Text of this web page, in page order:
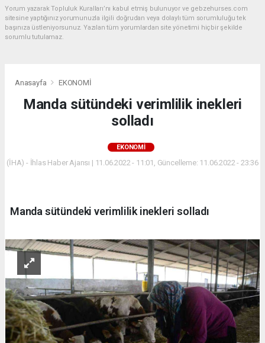
Yorum yazarak Topluluk Kuralları’nı kabul etmiş bulunuyor ve gebzehurses.com
sitesine yaptığınız yorumunuzla ilgili doğrudan veya dolaylı tüm sorumluluğu tek
başınıza üstleniyorsunuz. Yazılan tüm yorumlardan site yönetimi hiçbir şekilde
sorumlu tutulamaz.
Anasayfa EKONOMİ
Manda sütündeki verimlilik inekleri
solladı
EKONOMİ
(İHA) - İhlas Haber Ajansı | 11.06.2022 - 11:01, Güncelleme: 11.06.2022 - 23:36
Manda sütündeki verimlilik inekleri solladı